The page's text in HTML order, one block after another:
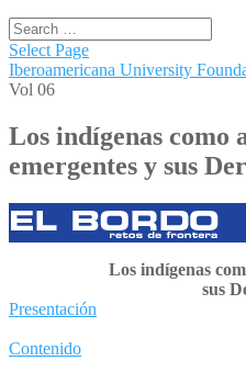
Select Page
Iberoamericana University
Vol 06
Los indígenas como
emergentes y sus
Presentación
Contenido
Los indígenas
sus